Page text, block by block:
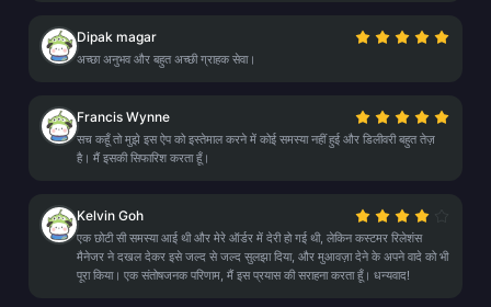
Dipak magar
अच्छा अनुभव और बहुत अच्छी ग्राहक सेवा।
Francis Wynne
सच कहूँ तो मुझे इस ऐप को इस्तेमाल करने में कोई समस्या नहीं हुई और डिलीवरी बहुत तेज़
है। मैं इसकी सिफारिश करता हूँ।
Kelvin Goh
एक छोटी सी समस्या आई थी और मेरे ऑर्डर में देरी हो गई थी, लेकिन कस्टमर रिलेशंस
मैनेजर ने दखल देकर इसे जल्द से जल्द सुलझा दिया, और मुआवज़ा देने के अपने वादे को भी
पूरा किया। एक संतोषजनक परिणाम, मैं इस प्रयास की सराहना करता हूँ। धन्यवाद!